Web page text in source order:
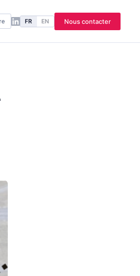
FR EN Nous contacter